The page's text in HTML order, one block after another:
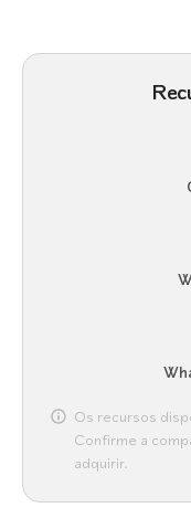
Os recursos
Confirme a
adquirir.